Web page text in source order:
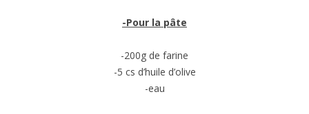
-Pour la pâte
-200g de farine
-5 cs d’huile d’olive
-eau